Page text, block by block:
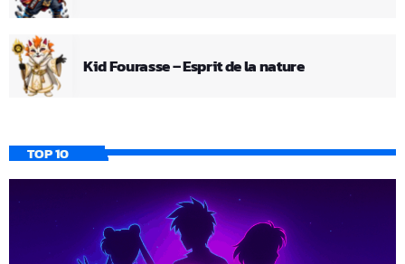
Kid Fourasse – Esprit de la nature
TOP 10